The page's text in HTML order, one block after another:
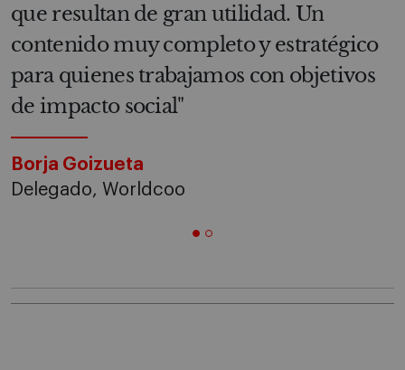
que resultan de gran utilidad. Un
contenido muy completo y estratégico
para quienes trabajamos con objetivos
de impacto social"
Borja Goizueta
Delegado, Worldcoo